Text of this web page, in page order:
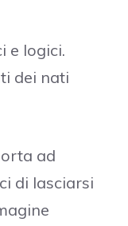
e logici.
dei nati
ad
di lasciarsi